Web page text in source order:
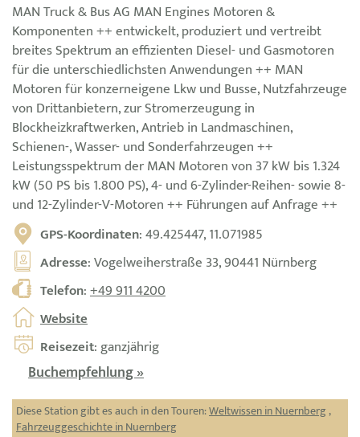
MAN Truck & Bus AG MAN Engines Motoren &
Komponenten ++ entwickelt, produziert und vertreibt
breites Spektrum an effizienten Diesel- und Gasmotoren
für die unterschiedlichsten Anwendungen ++ MAN
Motoren für konzerneigene Lkw und Busse, Nutzfahrzeuge
von Drittanbietern, zur Stromerzeugung in
Blockheizkraftwerken, Antrieb in Landmaschinen,
Schienen-, Wasser- und Sonderfahrzeugen ++
Leistungsspektrum der MAN Motoren von 37 kW bis 1.324
kW (50 PS bis 1.800 PS), 4- und 6-Zylinder-Reihen- sowie 8-
und 12-Zylinder-V-Motoren ++ Führungen auf Anfrage ++
GPS-Koordinaten: 49.425447, 11.071985
Adresse: Vogelweiherstraße 33, 90441 Nürnberg
Telefon:+49 911 4200
Website
Reisezeit: ganzjährig
Buchempfehlung »
Diese Station gibt es auch in den Touren:Weltwissen in Nuernberg ,
Fahrzeuggeschichte in Nuernberg